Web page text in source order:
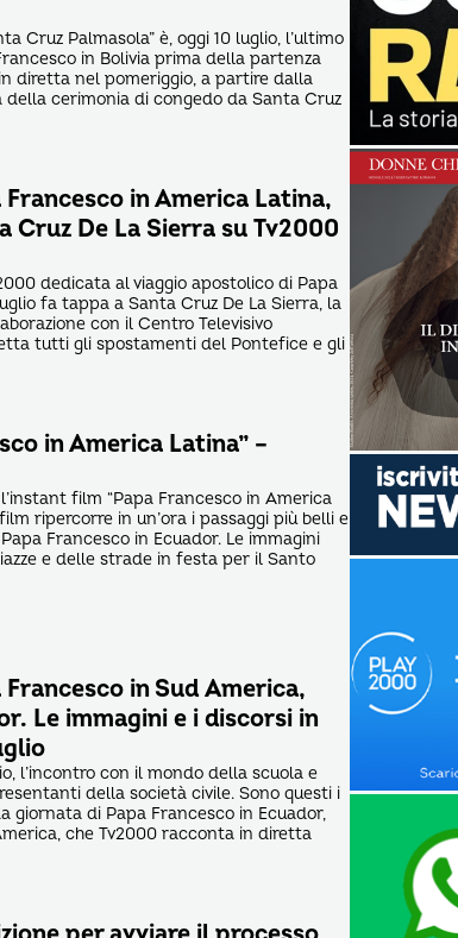
Cruz Palmasola” è, oggi 10 luglio, l’ultimo
in Bolivia prima della partenza
diretta nel pomeriggio, a partire dalla
della cerimonia di congedo da Santa Cruz
in America Latina,
Cruz De La Sierra su Tv2000
dedicata al viaggio apostolico di Papa
fa tappa a Santa Cruz De La Sierra, la
con il Centro Televisivo
tutti gli spostamenti del Pontefice e gli
in America Latina” –
film “Papa Francesco in America
ripercorre in un’ora i passaggi più belli e
Francesco in Ecuador. Le immagini
e delle strade in festa per il Santo
in Sud America,
Le immagini e i discorsi in
l’incontro con il mondo della scuola e
della società civile. Sono questi i
giornata di Papa Francesco in Ecuador,
che Tv2000 racconta in diretta